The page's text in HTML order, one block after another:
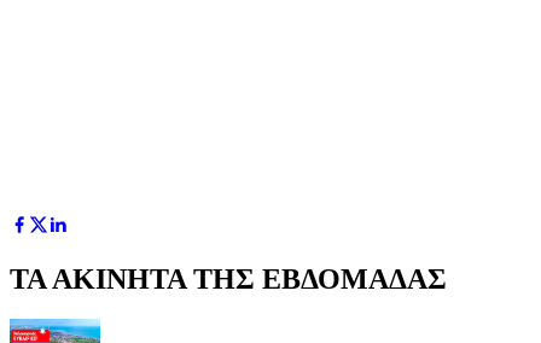
ΤΑ ΑΚΙΝΗΤΑ ΤΗΣ ΕΒΔΟΜΑΔΑΣ